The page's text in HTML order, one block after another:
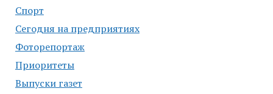
Спорт
Сегодня на предприятиях
Фоторепортаж
Приоритеты
Выпуски газет